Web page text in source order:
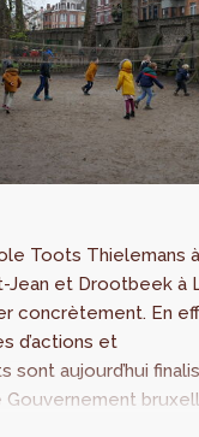
Toots Thielemans à
Jean et Drootbeek à
concrètement. En
d’actions et
sont aujourd’hui
Gouvernement